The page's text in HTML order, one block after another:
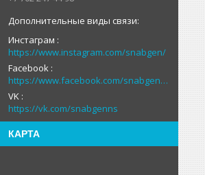
Инстаграм
https://www.instagram.com/snabgen/
Facebook
https://www.facebook.com/snabgenNS
VK
https://vk.com/snabgenns
КАРТА